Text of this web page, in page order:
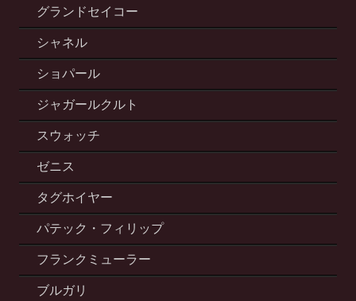
グランドセイコー
シャネル
ショパール
ジャガールクルト
スウォッチ
ゼニス
タグホイヤー
パテック・フィリップ
フランクミューラー
ブルガリ